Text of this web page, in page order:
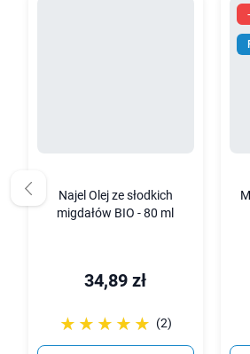
Najel Olej ze słodkich
migdałów BIO - 80 ml
34,89 zł
☆☆☆☆☆
★★★★★ (2)